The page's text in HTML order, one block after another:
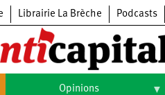
Librairie La Brèche Podcasts
Opinions